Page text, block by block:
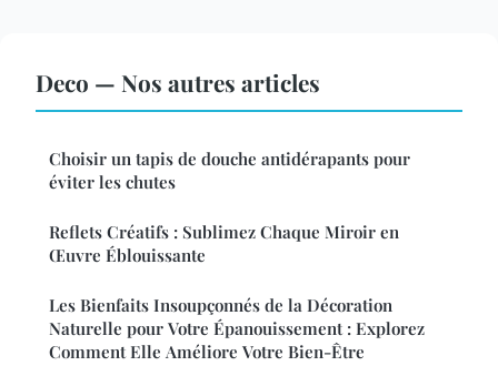
Deco — Nos autres articles
Choisir un tapis de douche antidérapants pour
éviter les chutes
Reflets Créatifs : Sublimez Chaque Miroir en
Œuvre Éblouissante
Les Bienfaits Insoupçonnés de la Décoration
Naturelle pour Votre Épanouissement : Explorez
Comment Elle Améliore Votre Bien-Être